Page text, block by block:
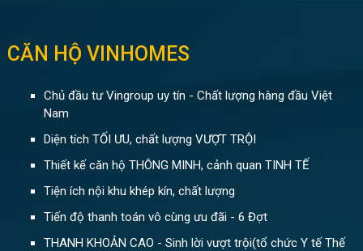
CĂN HỘ VINHOMES
Chủ đầu tư Vingroup uy tín - Chất lượng hàng đầu Việt
Nam
Diện tích TỐI ƯU, chất lượng VƯỢT TRỘI
Thiết kế căn hộ THÔNG MINH, cảnh quan TINH TẾ
Tiện ích nội khu khép kín, chất lượng
Tiến độ thanh toán vô cùng ưu đãi - 6 Đợt
THANH KHOẢN CAO - Sinh lời vượt trội(tổ chức Y tế Thế